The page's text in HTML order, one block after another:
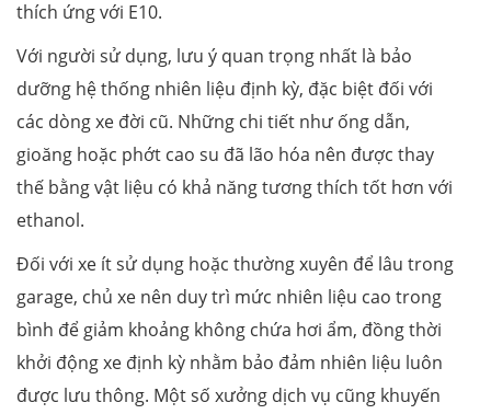
thích ứng với E10.
Với người sử dụng, lưu ý quan trọng nhất là bảo
dưỡng hệ thống nhiên liệu định kỳ, đặc biệt đối với
các dòng xe đời cũ. Những chi tiết như ống dẫn,
gioăng hoặc phớt cao su đã lão hóa nên được thay
thế bằng vật liệu có khả năng tương thích tốt hơn với
ethanol.
Đối với xe ít sử dụng hoặc thường xuyên để lâu trong
garage, chủ xe nên duy trì mức nhiên liệu cao trong
bình để giảm khoảng không chứa hơi ẩm, đồng thời
khởi động xe định kỳ nhằm bảo đảm nhiên liệu luôn
được lưu thông. Một số xưởng dịch vụ cũng khuyến